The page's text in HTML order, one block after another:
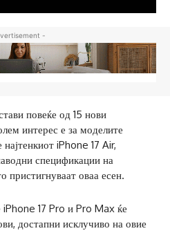
-
повеќе од 15 нови
интерес е за моделите
iPhone 17 Air,
спецификации на
оваа есен.
17 Pro и Pro Max ќе
достапни исклучиво на овие